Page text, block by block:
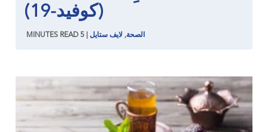
(كوفيد-19)
الصحة, لايف ستايل 5
MINUTES READ